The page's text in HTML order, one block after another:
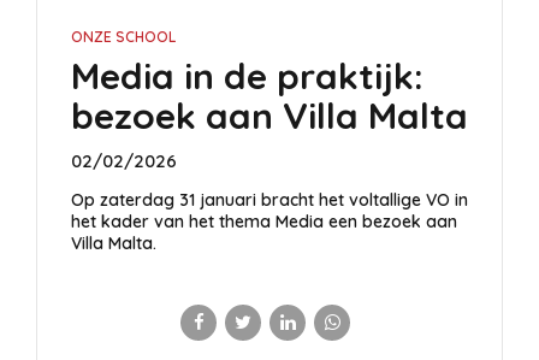
ONZE SCHOOL
Media in de praktijk:
bezoek aan Villa Malta
02/02/2026
Op zaterdag 31 januari bracht het voltallige VO in
het kader van het thema Media een bezoek aan
Villa Malta.